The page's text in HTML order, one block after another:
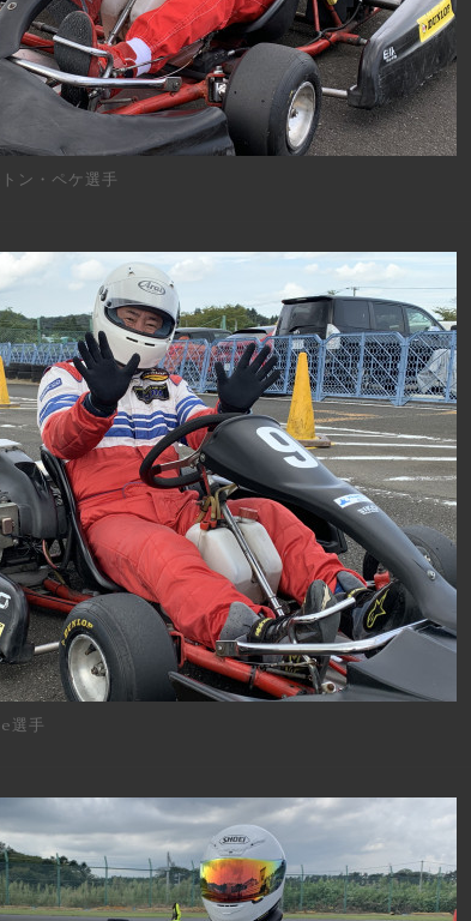
ン・ペケ選手
選手